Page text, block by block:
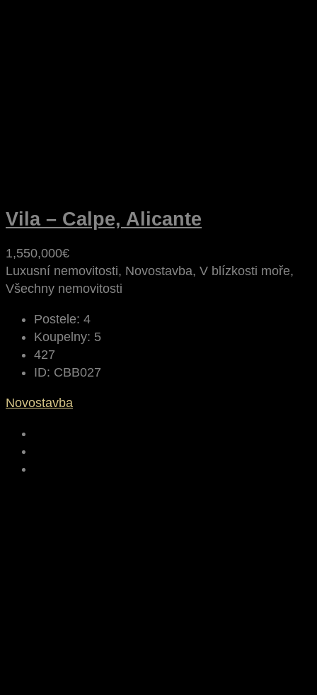
Vila – Calpe, Alicante
1,550,000€
Luxusní nemovitosti, Novostavba, V blízkosti moře,
Všechny nemovitosti
Postele: 4
Koupelny: 5
427
ID: CBB027
Novostavba